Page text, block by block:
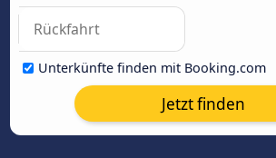
Unterkünfte finden mit Booking.com
Jetzt finden